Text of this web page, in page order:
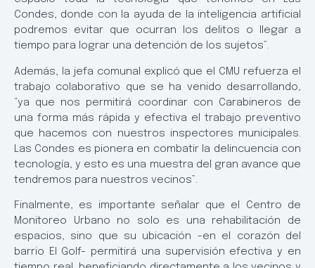
Condes, donde con la ayuda de la inteligencia artificial
podremos evitar que ocurran los delitos o llegar a
tiempo para lograr una detención de los sujetos”.
Además, la jefa comunal explicó que el CMU refuerza el
trabajo colaborativo que se ha venido desarrollando,
“ya que nos permitirá coordinar con Carabineros de
una forma más rápida y efectiva el trabajo preventivo
que hacemos con nuestros inspectores municipales.
Las Condes es pionera en combatir la delincuencia con
tecnología, y esto es una muestra del gran avance que
tendremos para nuestros vecinos”.
Finalmente, es importante señalar que el Centro de
Monitoreo Urbano no solo es una rehabilitación de
espacios, sino que su ubicación -en el corazón del
barrio El Golf- permitirá una supervisión efectiva y en